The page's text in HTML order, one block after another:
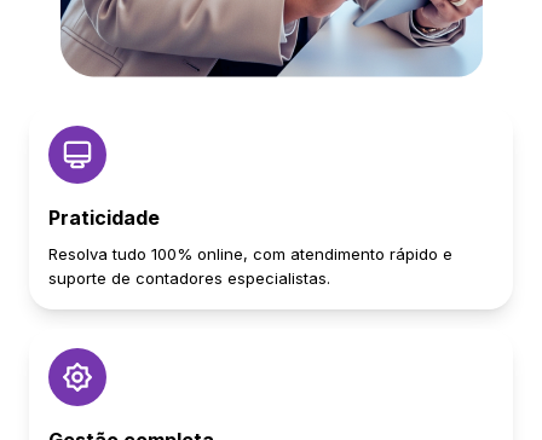
Praticidade
Resolva tudo 100% online, com atendimento rápido e
suporte de contadores especialistas.